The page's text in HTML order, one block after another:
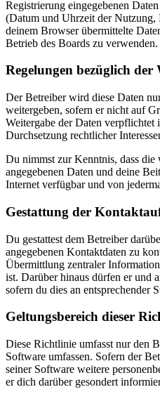
Registrierung eingegebenen
(Datum und Uhrzeit der Nutzung,
deinem Browser übermittelte
Betrieb des Boards zu verwenden.
Regelungen bezüglich der
Der Betreiber wird diese Daten
weitergeben, sofern er nicht auf
Weitergabe der Daten verpflichtet
Durchsetzung rechtlicher
Du nimmst zur Kenntnis, dass
angegebenen Daten und deine
Internet verfügbar und von
Gestattung der
Du gestattest dem Betreiber
angegebenen Kontaktdaten zu
Übermittlung zentraler
ist. Darüber hinaus dürfen er und
sofern du dies an entsprechender
Geltungsbereich dieser
Diese Richtlinie umfasst nur den
Software umfassen. Sofern der
seiner Software weitere
er dich darüber gesondert